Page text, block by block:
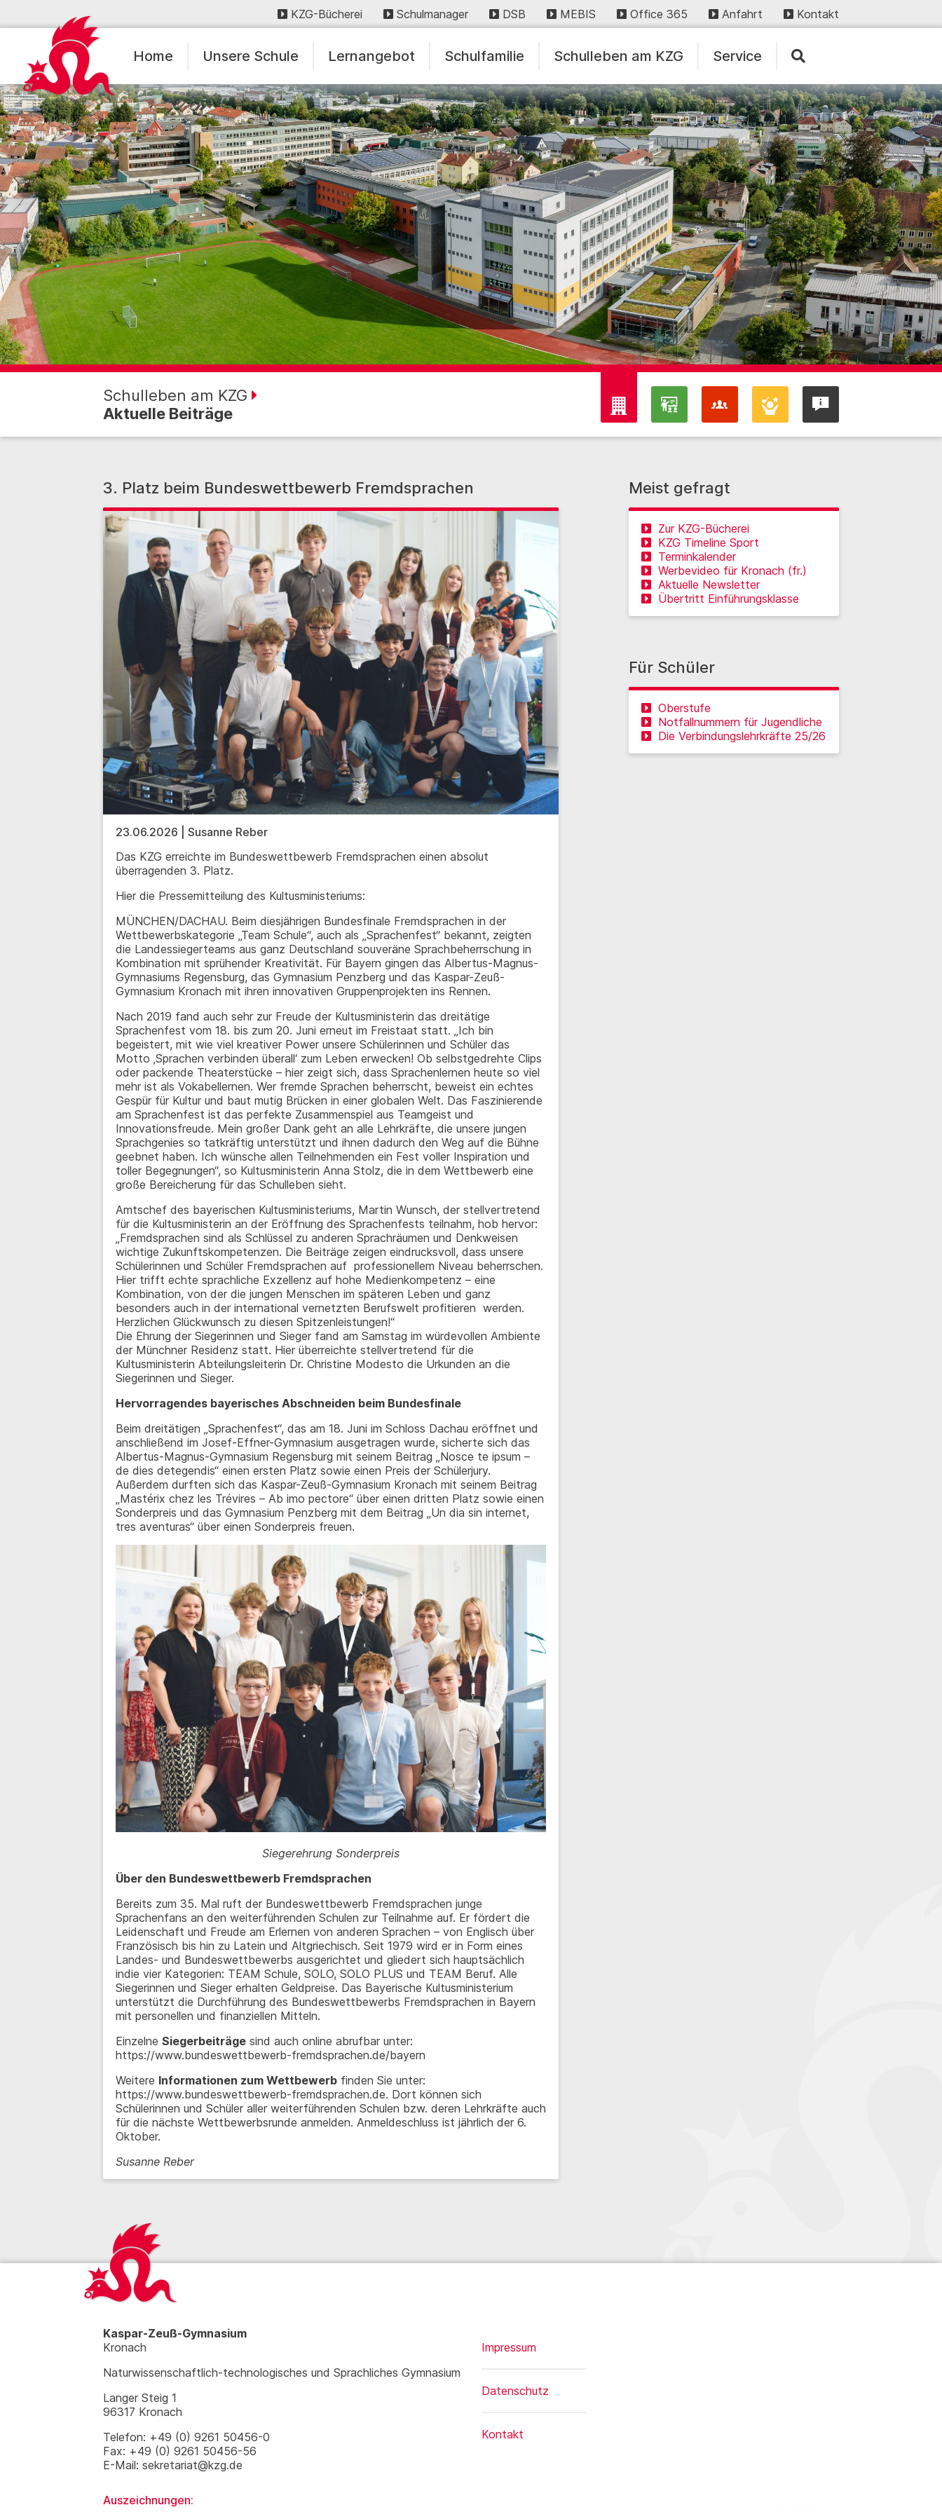
KZG-Bücherei Schulmanager DSB MEBIS Office 365 Anfahrt Kontakt
Home Unsere Schule Lernangebot Schulfamilie Schulleben am KZG Service
Schulleben am KZG
Aktuelle Beiträge
3. Platz beim Bundeswettbewerb Fremdsprachen
23.06.2026 | Susanne Reber
Das KZG erreichte im Bundeswettbewerb Fremdsprachen einen absolut
überragenden 3. Platz.
Hier die Pressemitteilung des Kultusministeriums:
MÜNCHEN/DACHAU. Beim diesjährigen Bundesfinale Fremdsprachen in der
Wettbewerbskategorie „Team Schule“, auch als „Sprachenfest“ bekannt, zeigten
die Landessiegerteams aus ganz Deutschland souveräne Sprachbeherrschung in
Kombination mit sprühender Kreativität. Für Bayern gingen das Albertus-Magnus-
Gymnasiums Regensburg, das Gymnasium Penzberg und das Kaspar-Zeuß-
Gymnasium Kronach mit ihren innovativen Gruppenprojekten ins Rennen.
Nach 2019 fand auch sehr zur Freude der Kultusministerin das dreitätige
Sprachenfest vom 18. bis zum 20. Juni erneut im Freistaat statt. „Ich bin
begeistert, mit wie viel kreativer Power unsere Schülerinnen und Schüler das
Motto ‚Sprachen verbinden überall‘ zum Leben erwecken! Ob selbstgedrehte Clips
oder packende Theaterstücke – hier zeigt sich, dass Sprachenlernen heute so viel
mehr ist als Vokabellernen. Wer fremde Sprachen beherrscht, beweist ein echtes
Gespür für Kultur und baut mutig Brücken in einer globalen Welt. Das Faszinierende
am Sprachenfest ist das perfekte Zusammenspiel aus Teamgeist und
Innovationsfreude. Mein großer Dank geht an alle Lehrkräfte, die unsere jungen
Sprachgenies so tatkräftig unterstützt und ihnen dadurch den Weg auf die Bühne
geebnet haben. Ich wünsche allen Teilnehmenden ein Fest voller Inspiration und
toller Begegnungen“, so Kultusministerin Anna Stolz, die in dem Wettbewerb eine
große Bereicherung für das Schulleben sieht.
Amtschef des bayerischen Kultusministeriums, Martin Wunsch, der stellvertretend
für die Kultusministerin an der Eröffnung des Sprachenfests teilnahm, hob hervor:
„Fremdsprachen sind als Schlüssel zu anderen Sprachräumen und Denkweisen
wichtige Zukunftskompetenzen. Die Beiträge zeigen eindrucksvoll, dass unsere
Schülerinnen und Schüler Fremdsprachen auf professionellem Niveau beherrschen.
Hier trifft echte sprachliche Exzellenz auf hohe Medienkompetenz – eine
Kombination, von der die jungen Menschen im späteren Leben und ganz
besonders auch in der international vernetzten Berufswelt profitieren werden.
Herzlichen Glückwunsch zu diesen Spitzenleistungen!“
Die Ehrung der Siegerinnen und Sieger fand am Samstag im würdevollen Ambiente
der Münchner Residenz statt. Hier überreichte stellvertretend für die
Kultusministerin Abteilungsleiterin Dr. Christine Modesto die Urkunden an die
Siegerinnen und Sieger.
Hervorragendes bayerisches Abschneiden beim Bundesfinale
Beim dreitätigen „Sprachenfest“, das am 18. Juni im Schloss Dachau eröffnet und
anschließend im Josef-Effner-Gymnasium ausgetragen wurde, sicherte sich das
Albertus-Magnus-Gymnasium Regensburg mit seinem Beitrag „Nosce te ipsum –
de dies detegendis“ einen ersten Platz sowie einen Preis der Schülerjury.
Außerdem durften sich das Kaspar-Zeuß-Gymnasium Kronach mit seinem Beitrag
„Mastérix chez les Trévires – Ab imo pectore“ über einen dritten Platz sowie einen
Sonderpreis und das Gymnasium Penzberg mit dem Beitrag „Un dia sin internet,
tres aventuras“ über einen Sonderpreis freuen.
Siegerehrung Sonderpreis
Über den Bundeswettbewerb Fremdsprachen
Bereits zum 35. Mal ruft der Bundeswettbewerb Fremdsprachen junge
Sprachenfans an den weiterführenden Schulen zur Teilnahme auf. Er fördert die
Leidenschaft und Freude am Erlernen von anderen Sprachen – von Englisch über
Französisch bis hin zu Latein und Altgriechisch. Seit 1979 wird er in Form eines
Landes- und Bundeswettbewerbs ausgerichtet und gliedert sich hauptsächlich
indie vier Kategorien: TEAM Schule, SOLO, SOLO PLUS und TEAM Beruf. Alle
Siegerinnen und Sieger erhalten Geldpreise. Das Bayerische Kultusministerium
unterstützt die Durchführung des Bundeswettbewerbs Fremdsprachen in Bayern
mit personellen und finanziellen Mitteln.
Einzelne Siegerbeiträge sind auch online abrufbar unter:
https://www.bundeswettbewerb-fremdsprachen.de/bayern
Weitere Informationen zum Wettbewerb finden Sie unter:
https://www.bundeswettbewerb-fremdsprachen.de. Dort können sich
Schülerinnen und Schüler aller weiterführenden Schulen bzw. deren Lehrkräfte auch
für die nächste Wettbewerbsrunde anmelden. Anmeldeschluss ist jährlich der 6.
Oktober.
Susanne Reber
Meist gefragt
Zur KZG-Bücherei
KZG Timeline Sport
Terminkalender
Werbevideo für Kronach (fr.)
Aktuelle Newsletter
Übertritt Einführungsklasse
Für Schüler
Oberstufe
Notfallnummern für Jugendliche
Die Verbindungslehrkräfte 25/26
Kaspar-Zeuß-Gymnasium
Kronach
Naturwissenschaftlich-technologisches und Sprachliches Gymnasium
Langer Steig 1
96317 Kronach
Telefon: +49 (0) 9261 50456-0
Fax: +49 (0) 9261 50456-56
E-Mail: sekretariat@kzg.de
Impressum
Datenschutz
Kontakt
Auszeichnungen: